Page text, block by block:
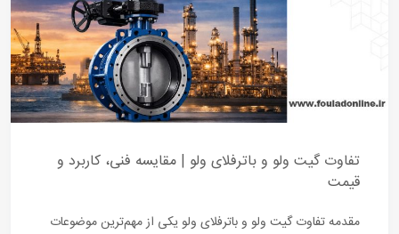
تفاوت گیت ولو و باترفلای ولو | مقایسه فنی، کاربرد و
قیمت
مقدمه تفاوت گیت ولو و باترفلای ولو یکی از مهم‌ترین موضوعات